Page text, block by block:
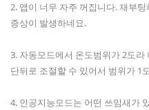
2. 앱이 너무 자주 꺼집니다. 재부
증상이 발생하네요.
3. 자동모드에서 온도범위가 2도
단뒤로 조절할 수 있어서 범위가 1
4. 인공지능모드는 어떤 쓰임새가